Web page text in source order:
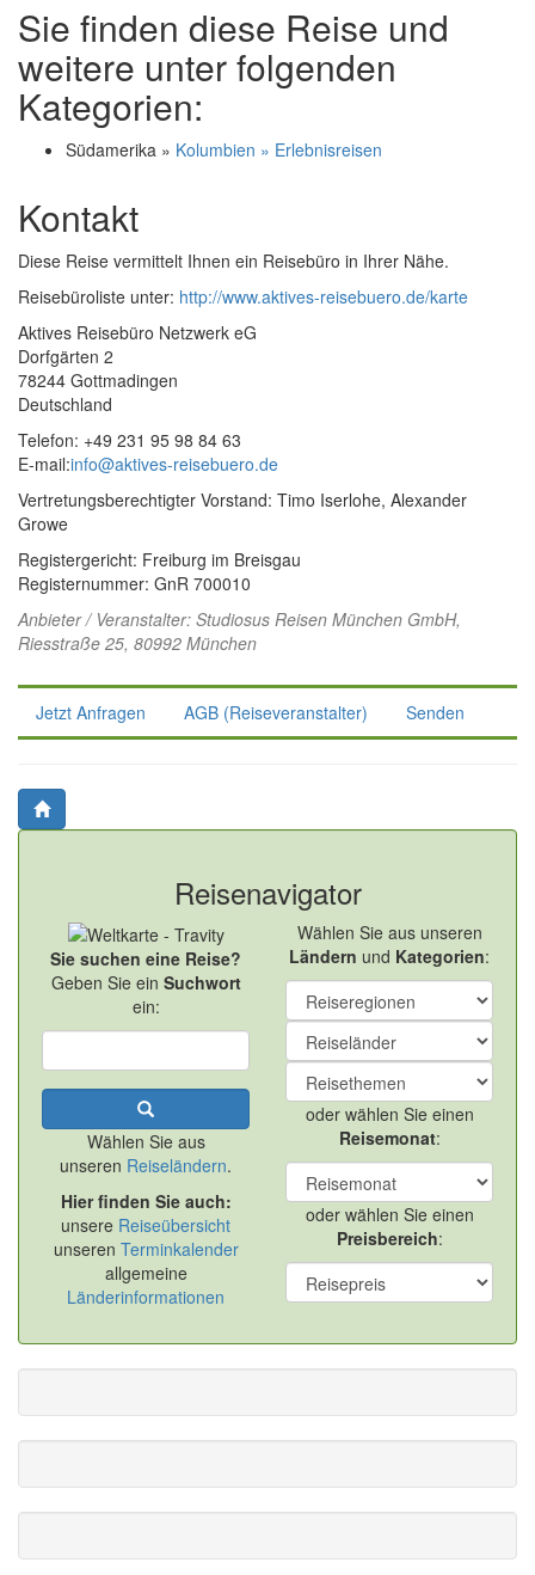
Sie finden diese Reise und
weitere unter folgenden
Kategorien:
Südamerika » Kolumbien » Erlebnisreisen
Kontakt
Diese Reise vermittelt Ihnen ein Reisebüro in Ihrer Nähe.
Reisebüroliste unter: http://www.aktives-reisebuero.de/karte
Aktives Reisebüro Netzwerk eG
Dorfgärten 2
78244 Gottmadingen
Deutschland
Telefon: +49 231 95 98 84 63
E-mail:info@aktives-reisebuero.de
Vertretungsberechtigter Vorstand: Timo Iserlohe, Alexander
Growe
Registergericht: Freiburg im Breisgau
Registernummer: GnR 700010
Anbieter / Veranstalter: Studiosus Reisen München GmbH,
Riesstraße 25, 80992 München
Jetzt Anfragen AGB (Reiseveranstalter) Senden
Reisenavigator
Sie suchen eine Reise?
Geben Sie ein Suchwort
ein:
Wählen Sie aus
unseren Reiseländern.
Hier finden Sie auch:
unsere Reiseübersicht
unseren Terminkalender
allgemeine
Länderinformationen
Wählen Sie aus unseren
Ländern und Kategorien:
oder wählen Sie einen
Reisemonat:
oder wählen Sie einen
Preisbereich: